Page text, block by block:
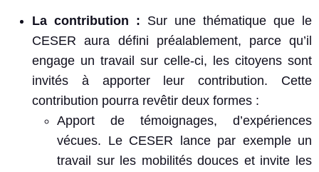
La contribution : Sur une thématique que le
CESER aura défini préalablement, parce qu’il
engage un travail sur celle-ci, les citoyens sont
invités à apporter leur contribution. Cette
contribution pourra revêtir deux formes :
Apport de témoignages, d’expériences
vécues. Le CESER lance par exemple un
travail sur les mobilités douces et invite les